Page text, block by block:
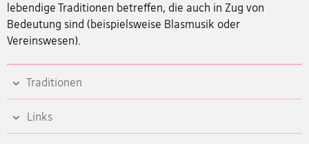
lebendige Traditionen betreffen, die auch in Zug von
Bedeutung sind (beispielsweise Blasmusik oder
Vereinswesen).
Traditionen
Links